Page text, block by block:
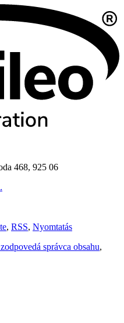
468, 925 06
, RSS, Nyomtatás
správca obsahu,